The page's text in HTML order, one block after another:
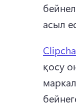
асыл
қосу